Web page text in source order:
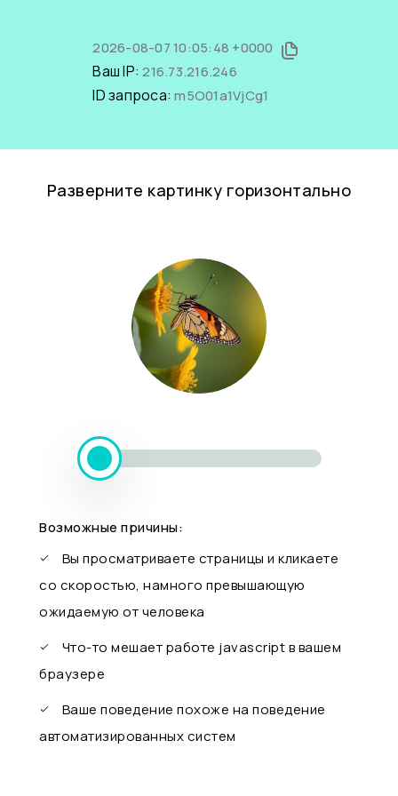
2026-08-07 10:05:48 +0000
Ваш IP:216.73.216.246
ID запроса:m5O01a1VjCg1
Разверните картинку горизонтально
Возможные причины:
Вы просматриваете страницы и кликаете
со скоростью, намного превышающую
ожидаемую от человека
Что-то мешает работе javascript в вашем
браузере
Ваше поведение похоже на поведение
автоматизированных систем